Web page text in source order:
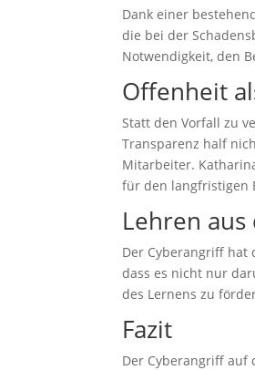
Dank einer
die bei der
Notwendigkeit, den
Offenheit
Statt den Vorfall zu
Transparenz half
Mitarbeiter.
für den langfristigen
Lehren
Der Cyberangriff hat
dass es nicht nur
des Lernens zu
Fazit
Der Cyberangriff auf